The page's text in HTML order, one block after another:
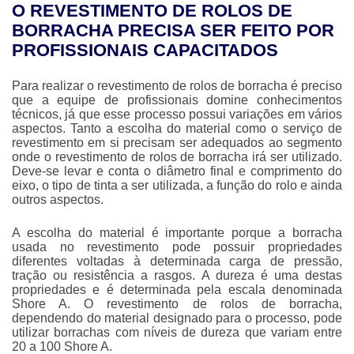
O REVESTIMENTO DE ROLOS DE
BORRACHA PRECISA SER FEITO POR
PROFISSIONAIS CAPACITADOS
Para realizar o revestimento de rolos de borracha é preciso
que a equipe de profissionais domine conhecimentos
técnicos, já que esse processo possui variações em vários
aspectos. Tanto a escolha do material como o serviço de
revestimento em si precisam ser adequados ao segmento
onde o revestimento de rolos de borracha irá ser utilizado.
Deve-se levar e conta o diâmetro final e comprimento do
eixo, o tipo de tinta a ser utilizada, a função do rolo e ainda
outros aspectos.
A escolha do material é importante porque a borracha
usada no revestimento pode possuir propriedades
diferentes voltadas à determinada carga de pressão,
tração ou resistência a rasgos. A dureza é uma destas
propriedades e é determinada pela escala denominada
Shore A. O revestimento de rolos de borracha,
dependendo do material designado para o processo, pode
utilizar borrachas com níveis de dureza que variam entre
20 a 100 Shore A.